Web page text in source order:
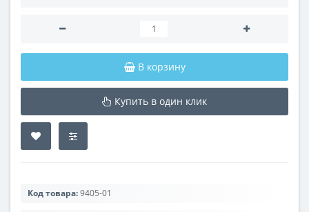
В корзину
Купить в один клик
Код товара:9405-01